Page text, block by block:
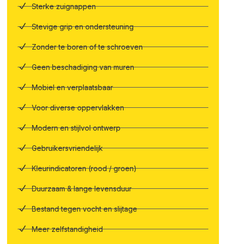
Sterke zuignappen
Stevige grip en ondersteuning
Zonder te boren of te schroeven
Geen beschadiging van muren
Mobiel en verplaatsbaar
Voor diverse oppervlakken
Modern en stijlvol ontwerp
Gebruikersvriendelijk
Kleurindicatoren (rood / groen)
Duurzaam & lange levensduur
Bestand tegen vocht en slijtage
Meer zelfstandigheid